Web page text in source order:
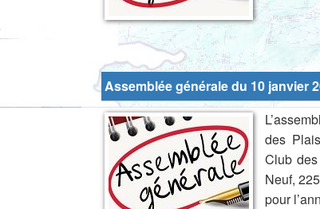
Assemblée générale du 10 janvier
des
Club
Neuf,
pour